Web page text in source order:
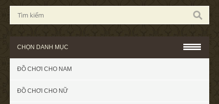
CHỌN DANH MỤC
ĐỒ CHƠI CHO NAM
ĐỒ CHƠI CHO NỮ